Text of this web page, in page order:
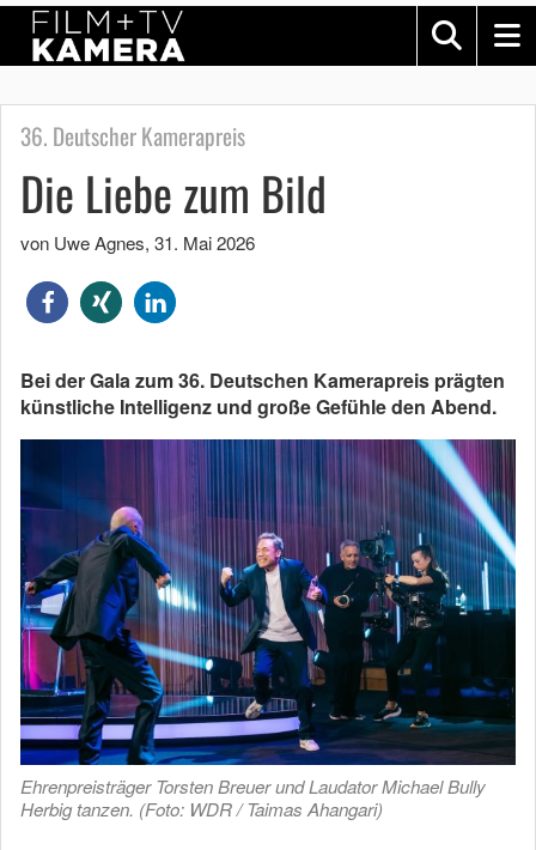
36. Deutscher Kamerapreis
Die Liebe zum Bild
von Uwe Agnes, 31. Mai 2026
Bei der Gala zum 36. Deutschen Kamerapreis prägten
künstliche Intelligenz und großeGefühle den Abend.
Ehrenpreisträger Torsten Breuer und Laudator Michael Bully
Herbig tanzen. (Foto: WDR / Taimas Ahangari)